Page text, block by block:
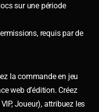
sur une période
requis par de
la commande en jeu
web d’édition. Créez
Joueur), attribuez les